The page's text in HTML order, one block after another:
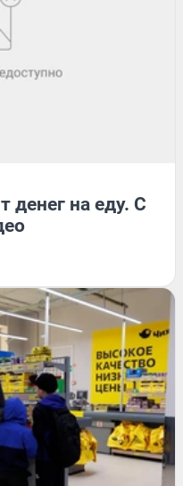
денег на еду. С